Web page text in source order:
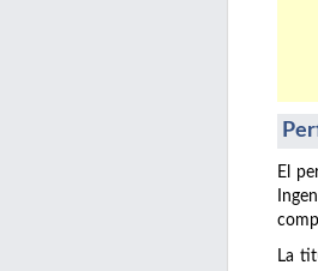
El
La